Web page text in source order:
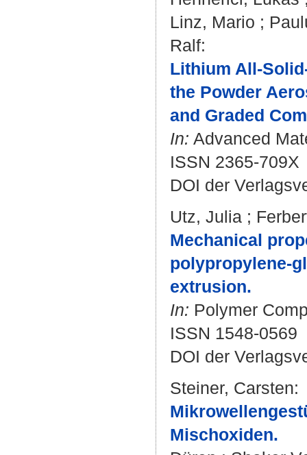
Linz, Mario ;
Ralf:
Lithium All-
the Powder
and Graded
In: Advanced
ISSN 2365-709X
DOI der
Utz, Julia ;
Mechanical
polypropylene-
extrusion.
In: Polymer
ISSN 1548-0569
DOI der
Steiner, Carsten:
Mischoxiden.